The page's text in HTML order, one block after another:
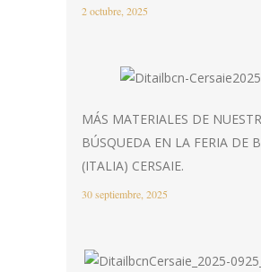
2 octubre, 2025
MÁS MATERIALES DE
BÚSQUEDA EN LA FERIA DE
(ITALIA) CERSAIE.
30 septiembre, 2025